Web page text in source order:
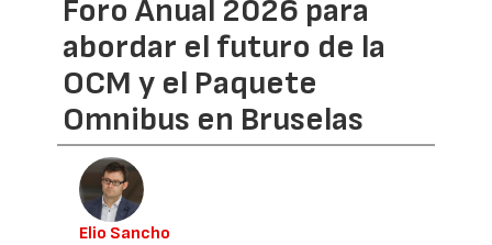
Foro Anual 2026 para
abordar el futuro de la
OCM y el Paquete
Omnibus en Bruselas
Elio Sancho